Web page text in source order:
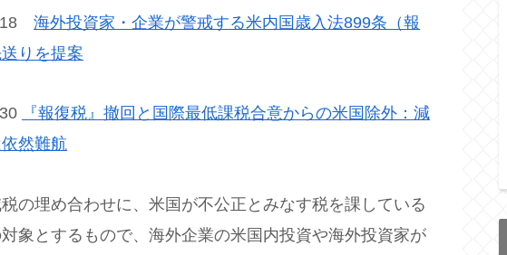
18 海外投資家・企業が警戒する米内国歳入法899条（報
りを提案
『報復税』撤回と国際最低課税合意からの米国除外：減
然難航
の埋め合わせに、米国が不公正とみなす税を課している
象とするもので、海外企業の米国内投資や海外投資家が